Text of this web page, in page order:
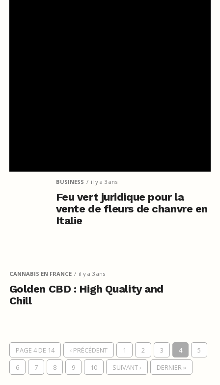
BUSINESS il y a 3 ans
Feu vert juridique pour la
vente de fleurs de chanvre en
Italie
CANNABIS EN FRANCE il y a 3 ans
Golden CBD : High Quality and
Chill
PAGE 4 DE 14 ‹ PRÉCÉDENT 1 2 3 4
5
6
7 8 9 10 SUIVANT › DERNIER »